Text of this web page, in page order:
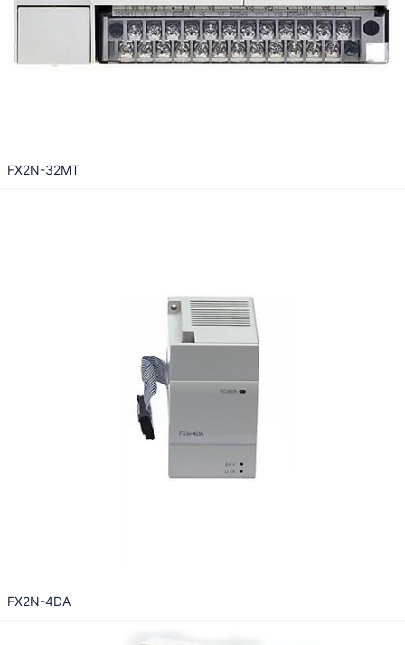
FX2N-32MT
FX2N-4DA